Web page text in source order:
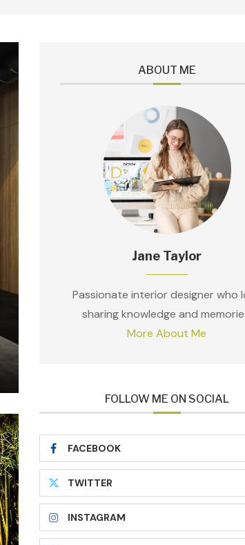
ABOUT ME
Jane Taylor
Passionate interior designer who
sharing knowledge and
More About Me
FOLLOW ME ON SOCIAL
FACEBOOK
TWITTER
INSTAGRAM